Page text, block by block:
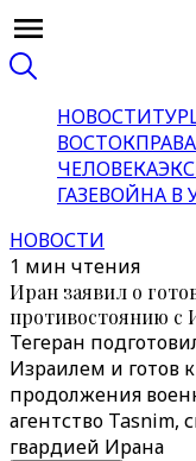
НОВОСТИ
ВОСТОКПРАВА
ЧЕЛОВЕКА
ГАЗЕВОЙНА В
НОВОСТИ
1 мин чтения
Иран заявил о
противостоянию
Тегеран
Израилем и готов
продолжения
агентство Tasnim,
гвардией Ирана